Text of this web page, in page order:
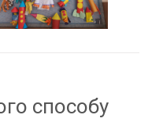
способу